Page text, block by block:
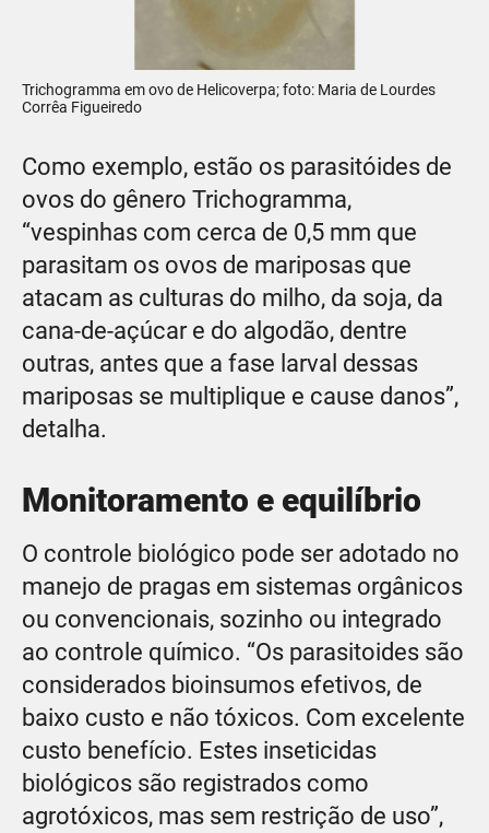
Trichogramma em ovo de Helicoverpa; foto: Maria de Lourdes
Corrêa Figueiredo
Como exemplo, estão os parasitóides de
ovos do gênero Trichogramma,
“vespinhas com cerca de 0,5 mm que
parasitam os ovos de mariposas que
atacam as culturas do milho, da soja, da
cana-de-açúcar e do algodão, dentre
outras, antes que a fase larval dessas
mariposas se multiplique e cause danos”,
detalha.
Monitoramento e equilíbrio
O controle biológico pode ser adotado no
manejo de pragas em sistemas orgânicos
ou convencionais, sozinho ou integrado
ao controle químico. “Os parasitoides são
considerados bioinsumos efetivos, de
baixo custo e não tóxicos. Com excelente
custo benefício. Estes inseticidas
biológicos são registrados como
agrotóxicos, mas sem restrição de uso”,